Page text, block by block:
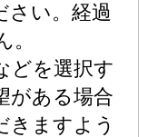
さい。経過
どを選択す
がある場合
きますよう